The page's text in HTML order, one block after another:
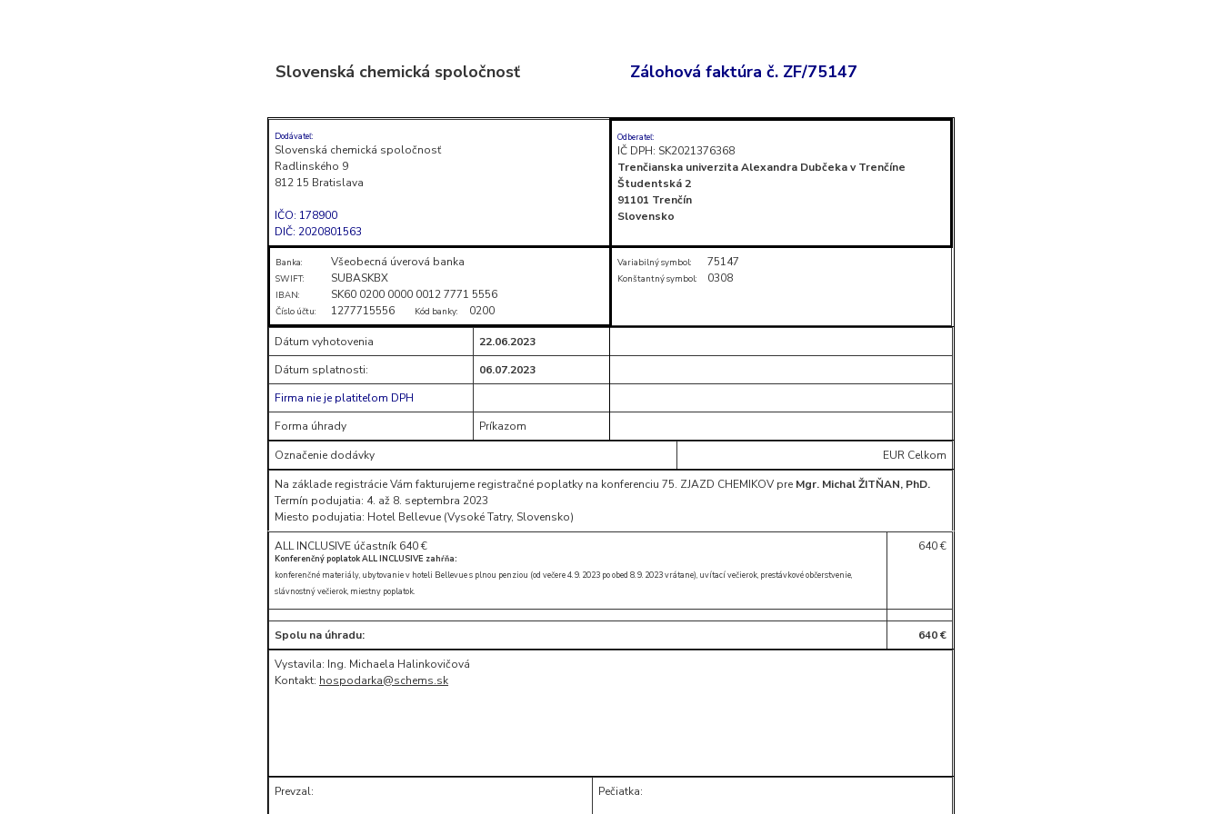
Slovenská chemická spoločnosť Zálohová faktúra č. ZF/75147
Dodávateľ:
Slovenská chemická spoločnosť
Radlinského 9
812 15 Bratislava
IČO: 178900
DIČ: 2020801563
Odberateľ:
IČ DPH: SK2021376368
Trenčianska univerzita Alexandra Dubčeka v Trenčíne
Študentská 2
91101 Trenčín
Slovensko
Banka: Všeobecná úverová banka
SWIFT: SUBASKBX
IBAN: SK60 0200 0000 0012 7771 5556
Číslo účtu: 1277715556 Kód banky: 0200
Variabilný symbol: 75147
Konštantný symbol: 0308
Dátum vyhotovenia
22.06.2023
Dátum splatnosti:
06.07.2023
Firma nie je platiteľom DPH
Forma úhrady
Príkazom
Označenie dodávky
EUR Celkom
Na základe registrácie Vám fakturujeme registračné poplatky na konferenciu 75. ZJAZD CHEMIKOV pre Mgr. Michal ŽITŇAN, PhD.
Termín podujatia: 4. až 8. septembra 2023
Miesto podujatia: Hotel Bellevue (Vysoké Tatry, Slovensko)
ALL INCLUSIVE účastník 640 €
Konferenčný poplatok ALL INCLUSIVE zahŕňa:
konferenčné materiály, ubytovanie v hoteli Bellevue s plnou penziou (od večere 4. 9. 2023 po obed 8. 9. 2023 vrátane), uvítací večierok, prestávkové občerstvenie,
slávnostný večierok, miestny poplatok.
640 €
Spolu na úhradu:
640 €
Vystavila: Ing. Michaela Halinkovičová
Kontakt: hospodarka@schems.sk
Prevzal: Pečiatka: